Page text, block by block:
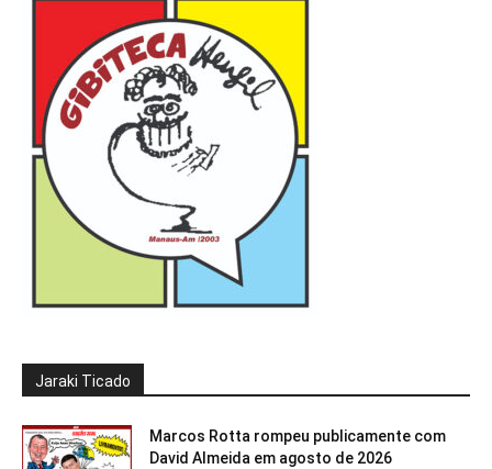
Jaraki Ticado
Marcos Rotta rompeu publicamente com
David Almeida em agosto de 2026